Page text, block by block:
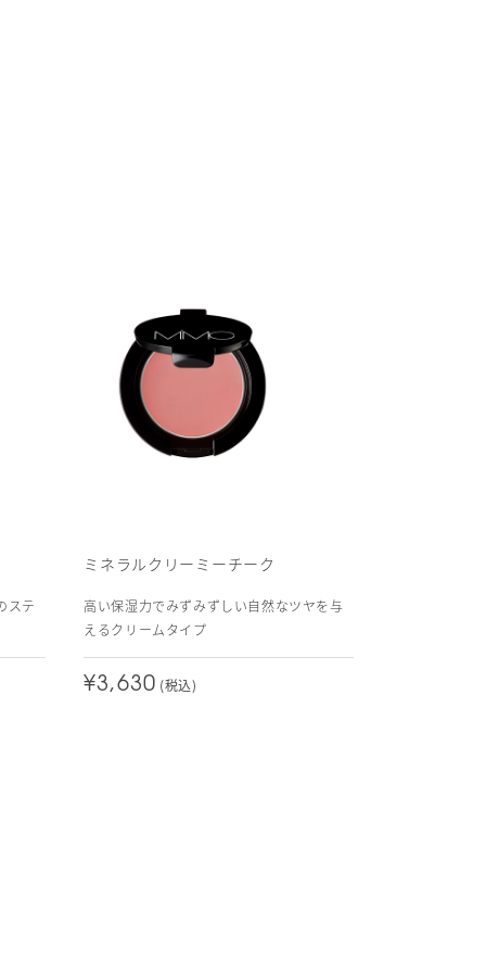
ステ
ミネラルクリーミーチーク
高い保湿力でみずみずしい自然なツヤを与
えるクリームタイプ
¥3,630 (税込)